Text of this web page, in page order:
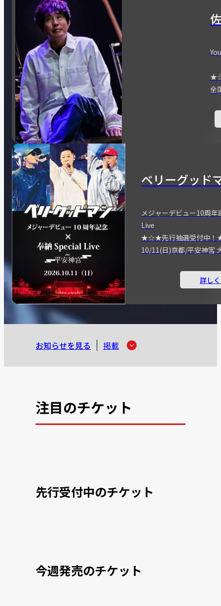
全
ベリーグッド
メジャーデビュー10周
Live
★☆★先行抽選受付中
10/11(日)京都/平安神宮
詳し
お知らせを見る 掲載
注目のチケット
先行受付中のチケット
今週発売のチケット